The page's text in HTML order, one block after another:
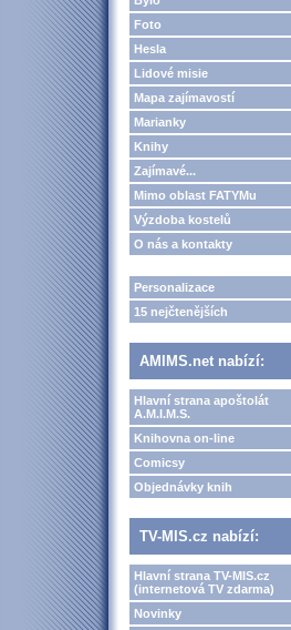
Foto
Hesla
Lidové misie
Mapa zajímavostí
Marianky
Knihy
Zajímavé...
Mimo oblast FATYMu
Výzdoba kostelů
O nás a kontakty
Personalizace
15 nejčtenějších
AMIMS.net nabízí:
Hlavní strana apoštolát
A.M.I.M.S.
Knihovna on-line
Comicsy
Objednávky knih
TV-MIS.cz nabízí:
Hlavní strana TV-MIS.cz
(internetová TV zdarma)
Novinky